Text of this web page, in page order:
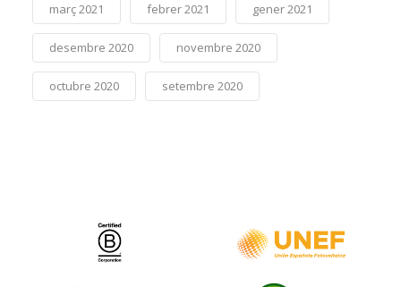
març 2021 febrer 2021 gener 2021
desembre 2020 novembre 2020
octubre 2020 setembre 2020